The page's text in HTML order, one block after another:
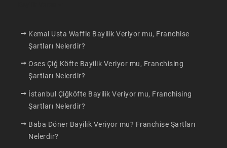
Kemal Usta Waffle Bayilik Veriyor mu, Franchise
Şartları Nelerdir?
Oses Çiğ Köfte Bayilik Veriyor mu, Franchising
Şartları Nelerdir?
İstanbul Çiğköfte Bayilik Veriyor mu, Franchising
Şartları Nelerdir?
Baba Döner Bayilik Veriyor mu? Franchise Şartları
Nelerdir?